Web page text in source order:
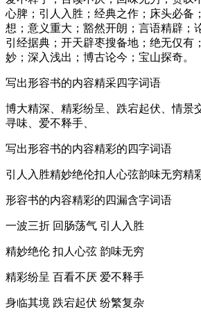
心脾；引人入胜；经典之作；床头必备
想；意义重大；豁然开朗；言语精辟；
引经据典；开天辟枣搜备地；绝无仅有
妙；深入浅出；博古论今；宝山探奇。
写出形容书的内容精采四字词语
博大精深、精彩纷呈、跌宕起伏、情景
寻味、爱不释手、
写出形容书的内容精彩的四字词语
引人入胜精妙绝伦扣人心弦韵味无穷精
形容书的内容精彩的四漏含字词语
一波三折 回肠荡气 引人入胜
精妙绝伦 扣人心弦 韵味无穷
精彩纷呈 百看不厌 爱不释手
身临其境 跌宕起伏 纷繁复杂